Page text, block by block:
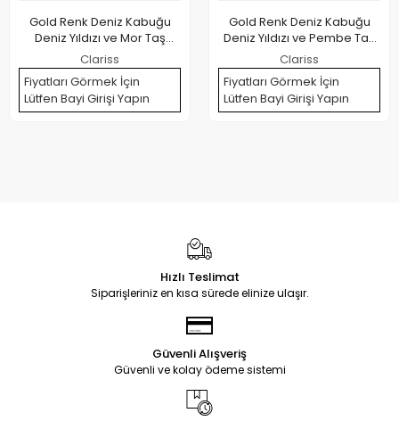
Gold Renk Deniz Kabuğu
Deniz Yıldızı ve Mor Taş
Detaylı Küpe
Clariss
Fiyatları Görmek İçin
Lütfen Bayi Girişi Yapın
Gold Renk Deniz Kabuğu
Deniz Yıldızı ve Pembe Taş
Detaylı Küpe
Clariss
Fiyatları Görmek İçin
Lütfen Bayi Girişi Yapın
Hızlı Teslimat
Siparişleriniz en kısa sürede elinize ulaşır.
Güvenli Alışveriş
Güvenli ve kolay ödeme sistemi